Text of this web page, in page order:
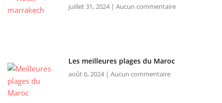
juillet 31, 2024 Aucun commentaire
Les meilleures plages du Maroc
août 6, 2024 Aucun commentaire